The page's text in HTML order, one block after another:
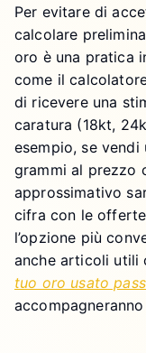
Per evitare di
calcolare
oro è una pratica
come il
di ricevere una
caratura (18kt,
esempio, se
grammi al prezzo
approssimativo
cifra con le
l’opzione più
anche articoli utili
tuo oro usato